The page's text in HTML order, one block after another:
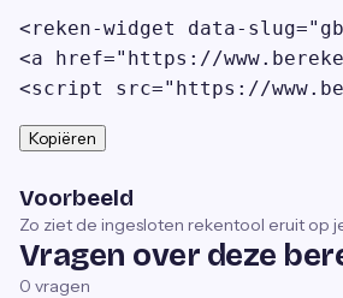
<reken-widget data-
<a href="https://
<script src="https://
Kopiëren
Voorbeeld
Zo ziet de ingesloten rekentool eruit op
Vragen over deze
0 vragen